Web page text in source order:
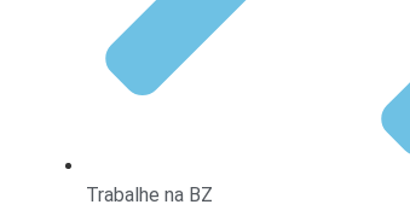
Trabalhe na BZ